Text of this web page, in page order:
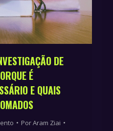
DE
É
E QUAIS
PorAram Ziai